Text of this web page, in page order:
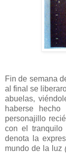
Fin de semana
al final se
abuelas,
haberse
personajillo
con el
denota la
mundo de la luz